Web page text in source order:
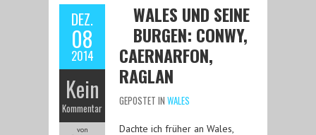
DEZ.
08
2014
Kein
Kommentar
von
WALES UND SEINE
BURGEN: CONWY,
CAERNARFON,
RAGLAN
GEPOSTET IN WALES
Dachte ich früher an Wales,